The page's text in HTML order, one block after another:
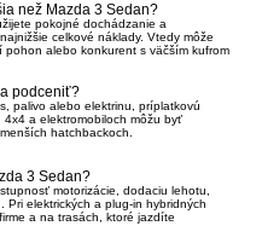
než Mazda 3 Sedan?
pokojné dochádzanie a
celkové náklady. Vtedy môže
alebo konkurent s väčším kufrom
podceniť?
palivo alebo elektrinu, príplatkovú
a elektromobiloch môžu byť
hatchbackoch.
3 Sedan?
motorizácie, dodaciu lehotu,
Pri elektrických a plug-in hybridných
a na trasách, ktoré jazdíte